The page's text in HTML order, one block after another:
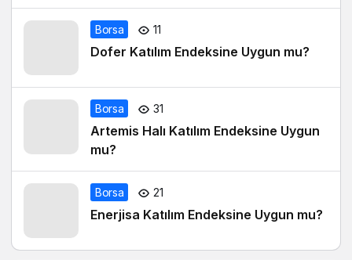
Borsa 11
Dofer Katılım Endeksine Uygun mu?
Borsa 31
Artemis Halı Katılım Endeksine Uygun
mu?
Borsa 21
Enerjisa Katılım Endeksine Uygun mu?